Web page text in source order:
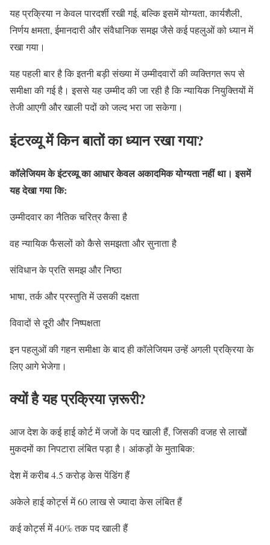
यह प्रक्रिया न केवल पारदर्शी रखी गई, बल्कि इसमें योग्यता, कार्यशैली,
निर्णय क्षमता, ईमानदारी और संवैधानिक समझ जैसे कई पहलुओं को ध्यान में
रखा गया।
यह पहली बार है कि इतनी बड़ी संख्या में उम्मीदवारों की व्यक्तिगत रूप से
समीक्षा की गई है। इससे यह उम्मीद की जा रही है कि न्यायिक नियुक्तियों में
तेजी आएगी और खाली पदों को जल्द भरा जा सकेगा।
इंटरव्यू में किन बातों का ध्यान रखा गया?
कॉलेजियम के इंटरव्यू का आधार केवल अकादमिक योग्यता नहीं था। इसमें
यह देखा गया कि:
उम्मीदवार का नैतिक चरित्र कैसा है
वह न्यायिक फैसलों को कैसे समझता और सुनाता है
संविधान के प्रति समझ और निष्ठा
भाषा, तर्क और प्रस्तुति में उसकी दक्षता
विवादों से दूरी और निष्पक्षता
इन पहलुओं की गहन समीक्षा के बाद ही कॉलेजियम उन्हें अगली प्रक्रिया के
लिए आगे भेजेगा।
क्यों है यह प्रक्रिया ज़रूरी?
आज देश के कई हाई कोर्ट में जजों के पद खाली हैं, जिसकी वजह से लाखों
मुकदमों का निपटारा लंबित पड़ा है। आंकड़ों के मुताबिक:
देश में करीब 4.5 करोड़ केस पेंडिंग हैं
अकेले हाई कोर्ट्स में 60 लाख से ज्यादा केस लंबित हैं
कई कोर्ट्स में 40% तक पद खाली हैं